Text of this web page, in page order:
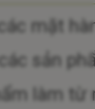
mặt
sản
làm